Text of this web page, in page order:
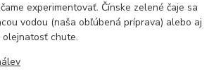
experimentovať. Čínske zelené čaje sa
vodou (naša obľúbená príprava) alebo aj
chute.